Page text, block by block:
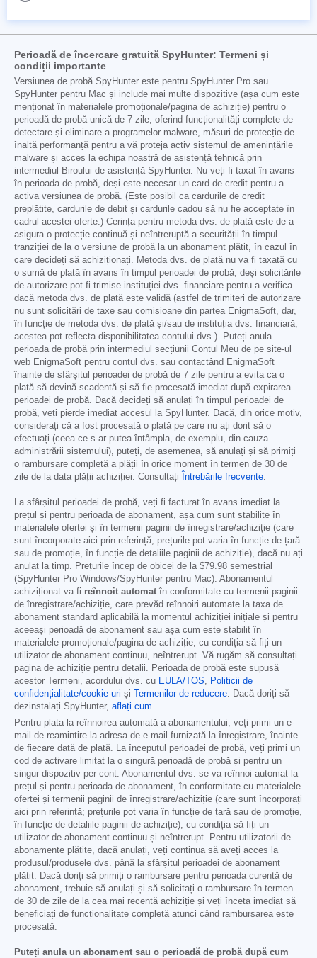
Perioadă de încercare gratuită SpyHunter: Termeni și
condiții importante
Versiunea de probă SpyHunter este pentru SpyHunter Pro sau
SpyHunter pentru Mac și include mai multe dispozitive (așa cum este
menționat în materialele promoționale/pagina de achiziție) pentru o
perioadă de probă unică de 7 zile, oferind funcționalități complete de
detectare și eliminare a programelor malware, măsuri de protecție de
înaltă performanță pentru a vă proteja activ sistemul de amenințările
malware și acces la echipa noastră de asistență tehnică prin
intermediul Biroului de asistență SpyHunter. Nu veți fi taxat în avans
în perioada de probă, deși este necesar un card de credit pentru a
activa versiunea de probă. (Este posibil ca cardurile de credit
preplătite, cardurile de debit și cardurile cadou să nu fie acceptate în
cadrul acestei oferte.) Cerința pentru metoda dvs. de plată este de a
asigura o protecție continuă și neîntreruptă a securității în timpul
tranziției de la o versiune de probă la un abonament plătit, în cazul în
care decideți să achiziționați. Metoda dvs. de plată nu va fi taxată cu
o sumă de plată în avans în timpul perioadei de probă, deși solicitările
de autorizare pot fi trimise instituției dvs. financiare pentru a verifica
dacă metoda dvs. de plată este validă (astfel de trimiteri de autorizare
nu sunt solicitări de taxe sau comisioane din partea EnigmaSoft, dar,
în funcție de metoda dvs. de plată și/sau de instituția dvs. financiară,
acestea pot reflecta disponibilitatea contului dvs.). Puteți anula
perioada de probă prin intermediul secțiunii Contul Meu de pe site-ul
web EnigmaSoft pentru contul dvs. sau contactând EnigmaSoft
înainte de sfârșitul perioadei de probă de 7 zile pentru a evita ca o
plată să devină scadentă și să fie procesată imediat după expirarea
perioadei de probă. Dacă decideți să anulați în timpul perioadei de
probă, veți pierde imediat accesul la SpyHunter. Dacă, din orice motiv,
considerați că a fost procesată o plată pe care nu ați dorit să o
efectuați (ceea ce s-ar putea întâmpla, de exemplu, din cauza
administrării sistemului), puteți, de asemenea, să anulați și să primiți
o rambursare completă a plății în orice moment în termen de 30 de
zile de la data plății achiziției. Consultați
Întrebările frecvente.
La sfârșitul perioadei de probă, veți fi facturat în avans imediat la
prețul și pentru perioada de abonament, așa cum sunt stabilite în
materialele ofertei și în termenii paginii de înregistrare/achiziție (care
sunt încorporate aici prin referință; prețurile pot varia în funcție de țară
sau de promoție, în funcție de detaliile paginii de achiziție), dacă nu ați
anulat la timp. Prețurile încep de obicei de la $79.98 semestrial
(SpyHunter Pro Windows/SpyHunter pentru Mac). Abonamentul
achiziționat va fi reînnoit automat în conformitate cu termenii paginii
de înregistrare/achiziție, care prevăd reînnoiri automate la taxa de
abonament standard aplicabilă la momentul achiziției inițiale și pentru
aceeași perioadă de abonament sau așa cum este stabilit în
materialele promoționale/pagina de achiziție, cu condiția să fiți un
utilizator de abonament continuu, neîntrerupt. Vă rugăm să consultați
pagina de achiziție pentru detalii. Perioada de probă este supusă
acestor Termeni, acordului dvs. cu EULA/TOS, Politicii de
confidențialitate/cookie-uri și Termenilor de reducere. Dacă doriți să
dezinstalați SpyHunter, aflați cum.
Pentru plata la reînnoirea automată a abonamentului, veți primi un e-
mail de reamintire la adresa de e-mail furnizată la înregistrare, înainte
de fiecare dată de plată. La începutul perioadei de probă, veți primi un
cod de activare limitat la o singură perioadă de probă și pentru un
singur dispozitiv per cont. Abonamentul dvs. se va reînnoi automat la
prețul și pentru perioada de abonament, în conformitate cu materialele
ofertei și termenii paginii de înregistrare/achiziție (care sunt încorporați
aici prin referință; prețurile pot varia în funcție de țară sau de promoție,
în funcție de detaliile paginii de achiziție), cu condiția să fiți un
utilizator de abonament continuu și neîntrerupt. Pentru utilizatorii de
abonamente plătite, dacă anulați, veți continua să aveți acces la
produsul/produsele dvs. până la sfârșitul perioadei de abonament
plătit. Dacă doriți să primiți o rambursare pentru perioada curentă de
abonament, trebuie să anulați și să solicitați o rambursare în termen
de 30 de zile de la cea mai recentă achiziție și veți înceta imediat să
beneficiați de funcționalitate completă atunci când rambursarea este
procesată.
Puteți anula un abonament sau o perioadă de probă după cum